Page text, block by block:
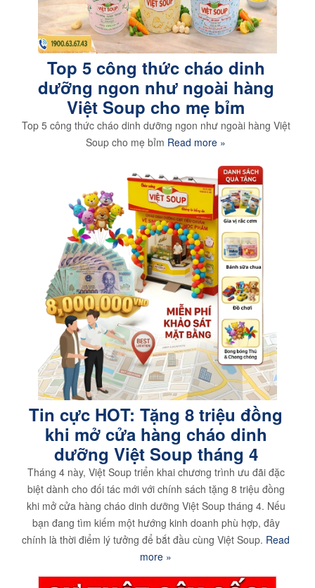
Top 5 công thức cháo dinh
dưỡng ngon như ngoài hàng
Việt Soup cho mẹ bỉm
Top 5 công thức cháo dinh dưỡng ngon như ngoài hàng Việt
Soup cho mẹ bỉm Read more »
Tin cực HOT: Tặng 8 triệu đồng
khi mở cửa hàng cháo dinh
dưỡng Việt Soup tháng 4
Tháng 4 này, Việt Soup triển khai chương trình ưu đãi đặc
biệt dành cho đối tác mới với chính sách tặng 8 triệu đồng
khi mở cửa hàng cháo dinh dưỡng Việt Soup tháng 4. Nếu
bạn đang tìm kiếm một hướng kinh doanh phù hợp, đây
chính là thời điểm lý tưởng để bắt đầu cùng Việt Soup. Read
more »